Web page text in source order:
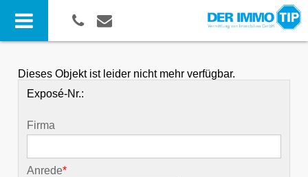
Dieses Objekt ist leider nicht mehr verfügbar.
Exposé-Nr.:
Firma
Anrede*